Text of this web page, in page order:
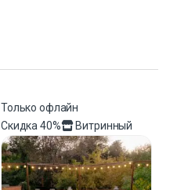
Только офлайн
Скидка40% Витринный